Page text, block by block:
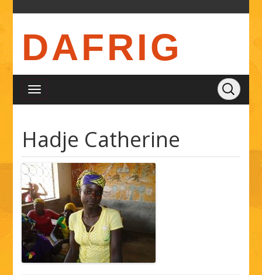
DAFRIG
Hadje Catherine